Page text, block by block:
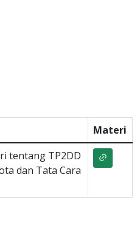
Materi
tentang TP2DD
dan Tata Cara